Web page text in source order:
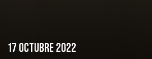
17 OCTUBRE 2022